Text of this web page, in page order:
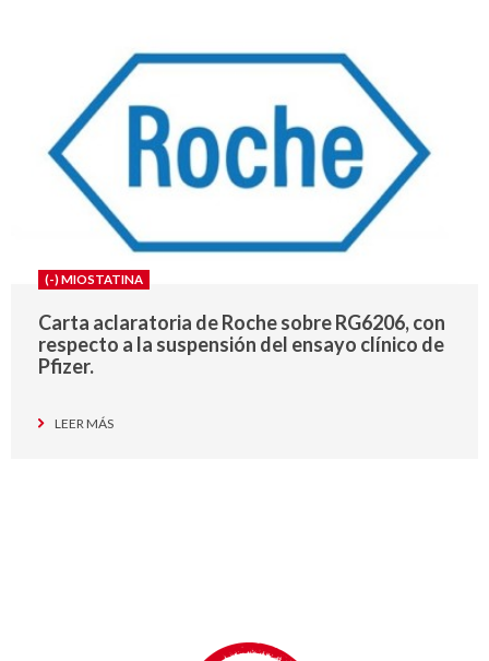
(-) MIOSTATINA
Carta aclaratoria de Roche sobre RG6206, con
respecto a la suspensión del ensayo clínico de
Pfizer.
LEER MÁS